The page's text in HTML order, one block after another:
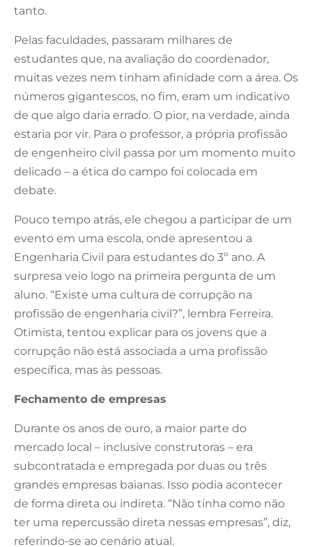
tanto.
Pelas faculdades, passaram milhares de
estudantes que, na avaliação do coordenador,
muitas vezes nem tinham afinidade com a área. Os
números gigantescos, no fim, eram um indicativo
de que algo daria errado. O pior, na verdade, ainda
estaria por vir. Para o professor, a própria profissão
de engenheiro civil passa por um momento muito
delicado – a ética do campo foi colocada em
debate.
Pouco tempo atrás, ele chegou a participar de um
evento em uma escola, onde apresentou a
Engenharia Civil para estudantes do 3º ano. A
surpresa veio logo na primeira pergunta de um
aluno. “Existe uma cultura de corrupção na
profissão de engenharia civil?”, lembra Ferreira.
Otimista, tentou explicar para os jovens que a
corrupção não está associada a uma profissão
específica, mas às pessoas.
Fechamento de empresas
Durante os anos de ouro, a maior parte do
mercado local – inclusive construtoras – era
subcontratada e empregada por duas ou três
grandes empresas baianas. Isso podia acontecer
de forma direta ou indireta. “Não tinha como não
ter uma repercussão direta nessas empresas”, diz,
referindo-se ao cenário atual.